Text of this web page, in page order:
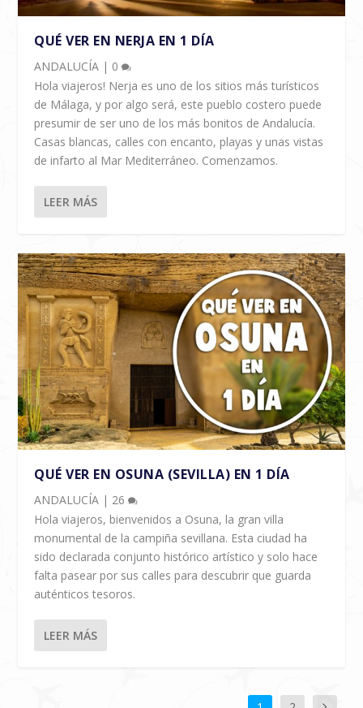
QUÉ VER EN NERJA EN 1 DÍA
ANDALUCÍA | 0
Hola viajeros! Nerja es uno de los sitios más turísticos
de Málaga, y por algo será, este pueblo costero puede
presumir de ser uno de los más bonitos de Andalucía.
Casas blancas, calles con encanto, playas y unas vistas
de infarto al Mar Mediterráneo. Comenzamos.
LEER MÁS
QUÉ VER EN OSUNA (SEVILLA) EN 1 DÍA
ANDALUCÍA | 26
Hola viajeros, bienvenidos a Osuna, la gran villa
monumental de la campiña sevillana. Esta ciudad ha
sido declarada conjunto histórico artístico y solo hace
falta pasear por sus calles para descubrir que guarda
auténticos tesoros.
LEER MÁS